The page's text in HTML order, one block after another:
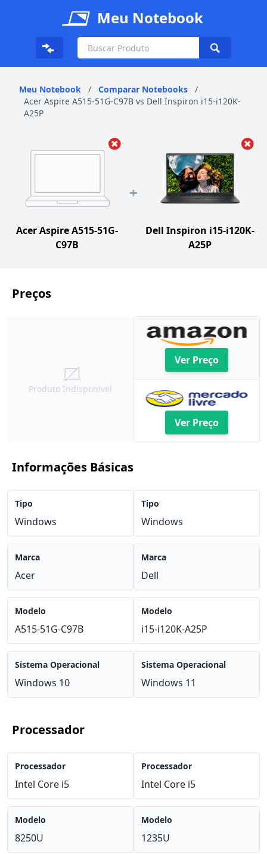
Meu Notebook
Meu Notebook / Comparar Notebooks
/
Acer Aspire A515-51G-C97B vs Dell Inspiron i15-i120K-
A25P
Acer Aspire A515-51G-
C97B
+
Dell Inspiron i15-i120K-
A25P
Preços
Produto Indisponível
Ver Preço
Ver Preço
Informações Básicas
Tipo
Windows
Marca
Acer
Modelo
A515-51G-C97B
Sistema Operacional
Windows 10
Tipo
Windows
Marca
Dell
Modelo
i15-i120K-A25P
Sistema Operacional
Windows 11
Processador
Processador
Intel Core i5
Modelo
8250U
Processador
Intel Core i5
Modelo
1235U